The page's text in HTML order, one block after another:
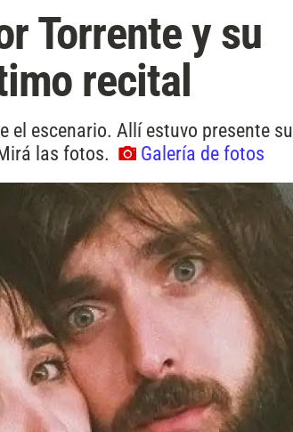
Torrente y su
recital
el escenario. Allí estuvo presente su
las fotos.
Galería de fotos